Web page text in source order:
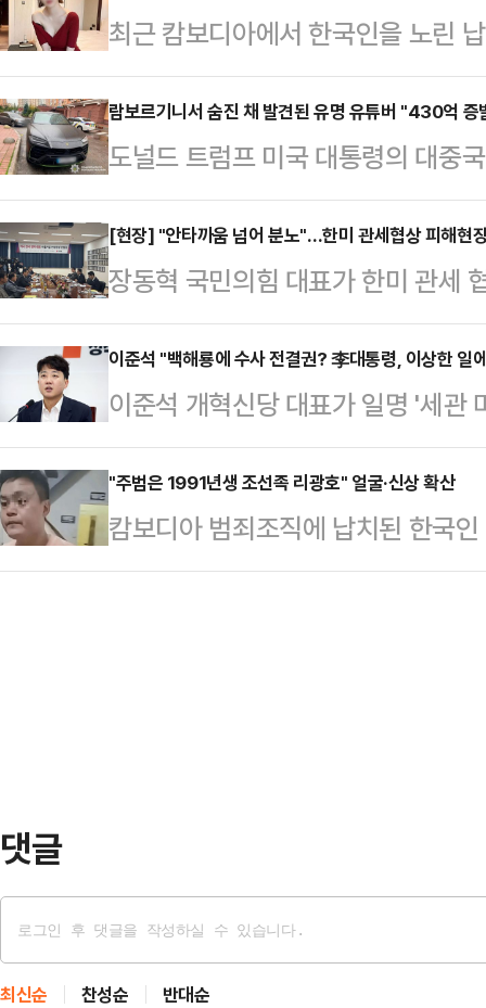
최근 캄보디아에서 한국인을 노린
년 전 고(故) BJ아영(본명 변아영)
변씨는 지난 2023년 6월2일 지인
도 프놈펜 인근 칸달주의 한 공사장
태로 발견됐다.캄보디아 현지 경찰
체포했다. 이들은 변씨가 자신들이
던 중 발작을 일으켜 사망했으며 이
지만 시신 발견 …
람보르기니서 숨진 채 발견된 유명 유튜버 "430억 증
도널드 트럼프 미국 대통령의 대중
데 우크라이나에서 활동한 유명 암
14일(현지시간) 글로벌 블록체인
이나 경찰은 콘스탄틴 갈리치(32)
르기니 차량 안에서 머리에 총상을
리치의 시신 옆에서 그의 이름으로
"갈리치가 며칠 전 '재정적 어려움
말했고, 작별 인사와 메…
[현장] "안타까움 넘어 분노"…한미 관세협상 피해현
장동혁 국민의힘 대표가 한미 관세
을 찾아 현장의 생생한 목소리를 들
명 정권의 대미 관세 협상이 사실상
통해 기업의 든든한 울타리를 반드
대표는 16일 경남 창원 자동차 부
공정을 둘러본 후 수출 기업 관계자
리아의 직수출 국가는 미국이 40%
영향을 받고 있는 …
이준석 "백해룡에 수사 전결권? 李대통령, 이상한 일
이준석 개혁신당 대표가 일명 '세관
지검(지검장 임은정)에 파견된 백
송치 등을 아우르는 이른바 '전결권
이상한 일에 보증을 서는 것 같다"
을 통해 "국민들의 시선은 캄보디
"주범은 1991년생 조선족 리광호" 얼굴·신상 확산
캄보디아 범죄조직에 납치된 한국
생한 가운데 해당 사건 주범의 신
댓글
최신순 찬성순 반대순